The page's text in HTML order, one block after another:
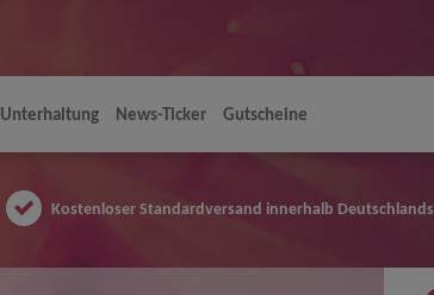
Unterhaltung News-Ticker Gutscheine
Kostenloser Standardversand innerhalb Deutschlands